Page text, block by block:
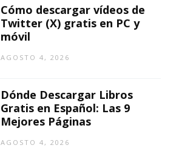
Cómo descargar vídeos de
Twitter (X) gratis en PC y
móvil
AGOSTO 4, 2026
Dónde Descargar Libros
Gratis en Español: Las 9
Mejores Páginas
AGOSTO 4, 2026